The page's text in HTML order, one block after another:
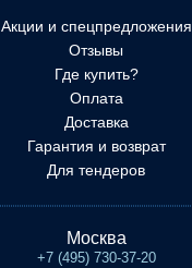
Акции и спецпредложения
Отзывы
Где купить?
Оплата
Доставка
Гарантия и возврат
Для тендеров
Москва
+7 (495) 730-37-20